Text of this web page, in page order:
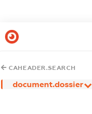
CAHEADER.SEARCH
document.dossier